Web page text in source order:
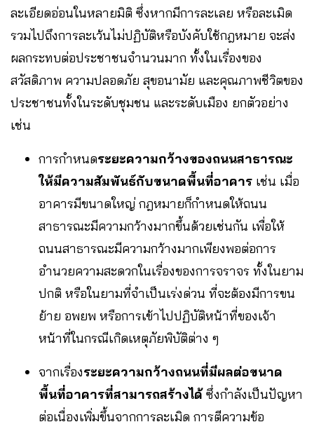
ละเอียดอ่อนในหลายมิติ ซึ่งหากมีการละเลย หรือละเมิด
รวมไปถึงการละเว้นไม่ปฏิบัติหรือบังคับใช้กฎหมาย จะส่ง
ผลกระทบต่อประชาชนจำนวนมาก ทั้งในเรื่องของ
สวัสดิภาพ ความปลอดภัย สุขอนามัย และคุณภาพชีวิตของ
ประชาชนทั้งในระดับชุมชน และระดับเมือง ยกตัวอย่าง
เช่น
การกำหนดระยะความกว้างของถนนสาธารณะ
ให้มีความสัมพันธ์กับขนาดพื้นที่อาคาร เช่น เมื่อ
อาคารมีขนาดใหญ่ กฎหมายก็กำหนดให้ถนน
สาธารณะมีความกว้างมากขึ้นด้วยเช่นกัน เพื่อให้
ถนนสาธารณะมีความกว้างมากเพียงพอต่อการ
อำนวยความสะดวกในเรื่องของการจราจร ทั้งในยาม
ปกติ หรือในยามที่จำเป็นเร่งด่วน ที่จะต้องมีการขน
ย้าย อพยพ หรือการเข้าไปปฏิบัติหน้าที่ของเจ้า
หน้าที่ในกรณีเกิดเหตุภัยพิบัติต่าง ๆ
จากเรื่องระยะความกว้างถนนที่มีผลต่อขนาด
พื้นที่อาคารที่สามารถสร้างได้ซึ่งกำลังเป็นปัญหา
ต่อเนื่องเพิ่มขึ้นจากการละเมิด การตีความข้อ